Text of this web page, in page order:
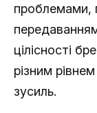
проблемами,
цілісності
різним
зусиль.